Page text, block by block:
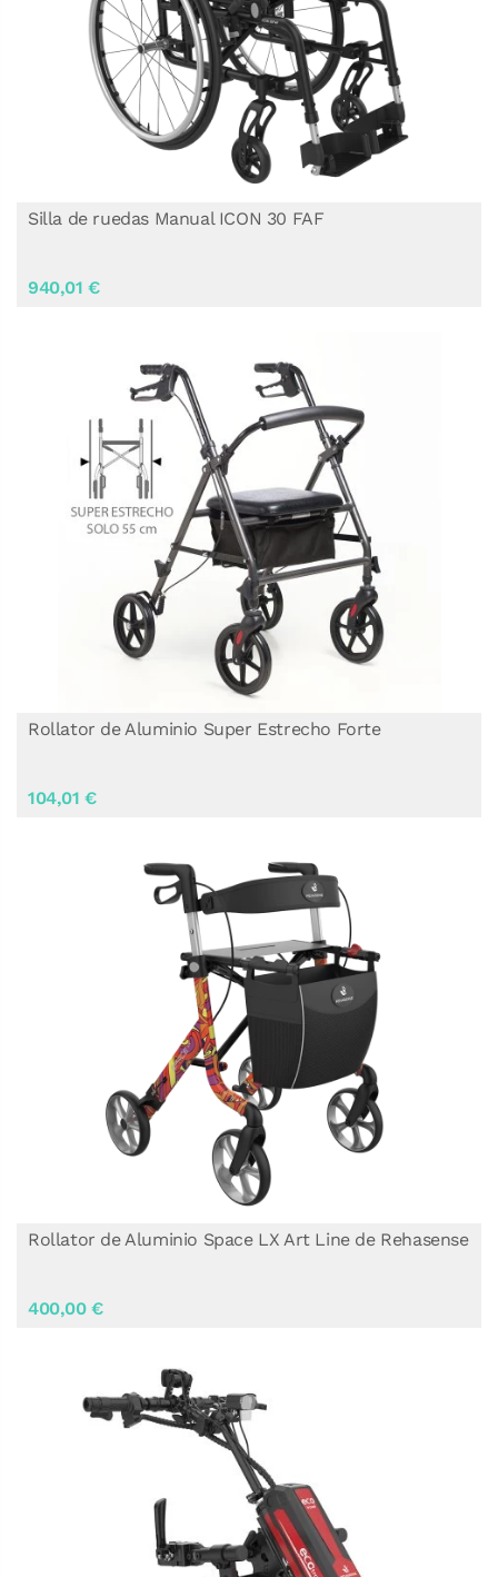
Rollator de Aluminio Space LX Art Line de Rehasense
400,00 €
Rollator de Aluminio Super Estrecho Forte
104,01 €
Silla de ruedas Manual ICON 30 FAF
940,01 €